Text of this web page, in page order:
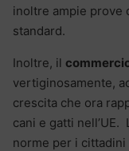
inoltre ampie prove
standard.
Inoltre, il
vertiginosamente,
crescita che ora
cani e gatti
norme per i